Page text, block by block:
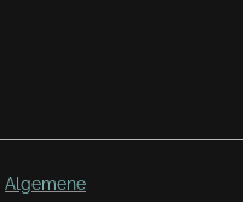
Algemene